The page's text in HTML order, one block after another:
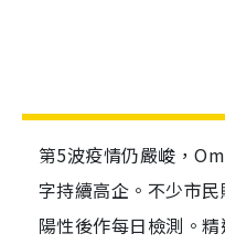
第5波疫情仍嚴峻，
字持續高企。不少市
陽性後作每日檢測。